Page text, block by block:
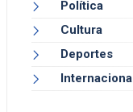
Política
Cultura
Deportes
Internacional